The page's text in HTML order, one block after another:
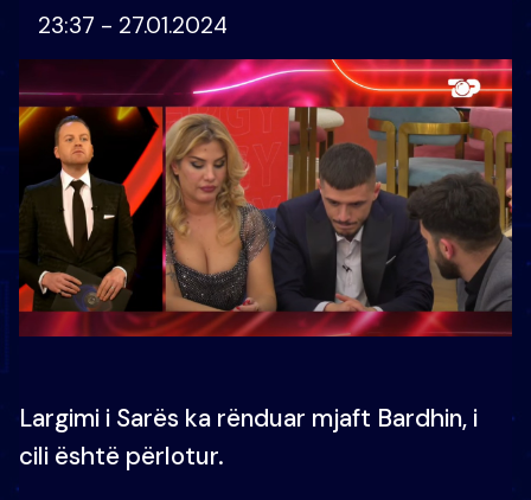
23:37 - 27.01.2024
Largimi i Sarës ka rënduar mjaft Bardhin, i
cili është përlotur.